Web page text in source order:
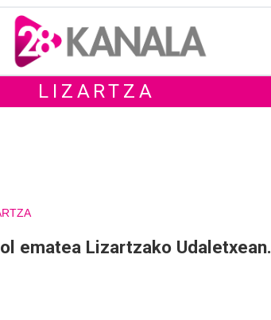
LIZARTZA
ematea Lizartzako Udaletxean.